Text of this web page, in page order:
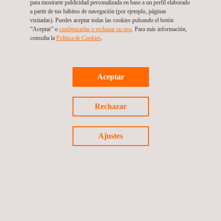
consolidó un modelo de gestión basado en datos, elevando los
estándares de control ambiental en una de las zonas
industriales más sensibles del país y demostrando la capacidad
Caso de éxito siguiente
para mostrarte publicidad personalizada en base a un perfil elaborado
a partir de tus hábitos de navegación (por ejemplo, páginas
visitadas). Puedes aceptar todas las cookies pulsando el botón
“Aceptar” o configurarlas o rechazar su uso. Para más información,
consulta la Política de Cookies. ​​
Aceptar
Rechazar
Ajustes